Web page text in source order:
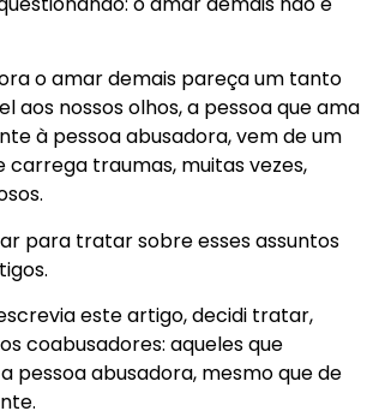
o amar demais pareça um tanto
aos nossos olhos, a pessoa que ama
à pessoa abusadora, vem de um
carrega traumas, muitas vezes,
para tratar sobre esses assuntos
este artigo, decidi tratar,
coabusadores: aqueles que
pessoa abusadora, mesmo que de